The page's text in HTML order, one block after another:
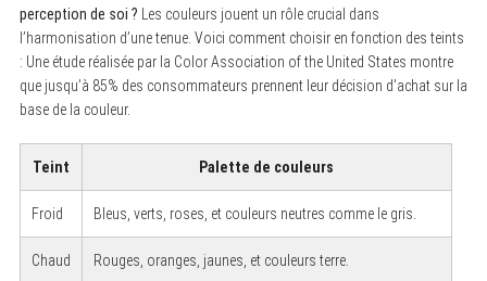
perception de soi ? Les couleurs jouent un rôle crucial dans
l’harmonisation d’une tenue. Voici comment choisir en fonction des teints
: Une étude réalisée par la Color Association of the United States montre
que jusqu’à 85% des consommateurs prennent leur décision d’achat sur la
base de la couleur.
Teint Palette de couleurs
Froid Bleus, verts, roses, et couleurs neutres comme le gris.
Chaud Rouges, oranges, jaunes, et couleurs terre.